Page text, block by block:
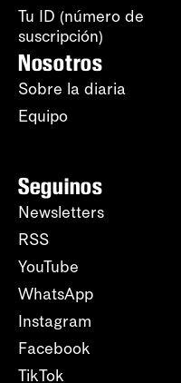
Tu ID (número de
suscripción)
Nosotros
Sobre la diaria
Equipo
Seguinos
Newsletters
RSS
YouTube
WhatsApp
Instagram
Facebook
TikTok